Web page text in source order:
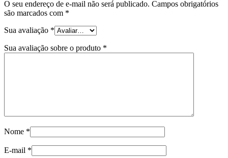
O seu endereço de e-mail não será publicado. Campos obrigatórios
são marcados com *
Sua avaliação *
Sua avaliação sobre o produto *
Nome *
E-mail *